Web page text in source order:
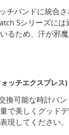
チバンドに統合
Sシリーズに
るため、汗が邪
ッチエクスプレス)
換可能な時計バ
で美しくグッド
現してください。